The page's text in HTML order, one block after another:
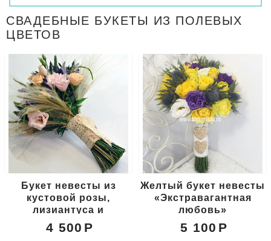
СВАДЕБНЫЕ БУКЕТЫ ИЗ ПОЛЕВЫХ
ЦВЕТОВ
Букет невесты из
кустовой розы,
лизиантуса и
эрингиума
4 500
Желтый букет невесты
«Экстравагантная
любовь»
5 100